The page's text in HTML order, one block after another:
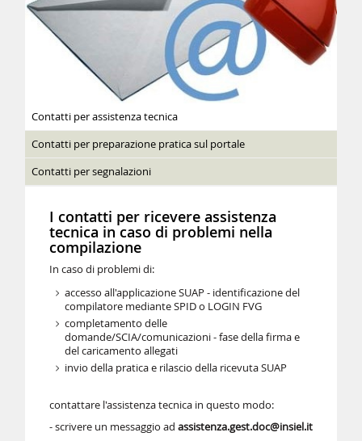
Contatti per assistenza tecnica
Contatti per preparazione pratica sul portale
Contatti per segnalazioni
I contatti per ricevere assistenza
tecnica in caso di problemi nella
compilazione
In caso di problemi di:
accesso all'applicazione SUAP - identificazione del
compilatore mediante SPID o LOGIN FVG
completamento delle
domande/SCIA/comunicazioni - fase della firma e
del caricamento allegati
invio della pratica e rilascio della ricevuta SUAP
contattare l'assistenza tecnica in questo modo:
- scrivere un messaggio ad assistenza.gest.doc@insiel.it